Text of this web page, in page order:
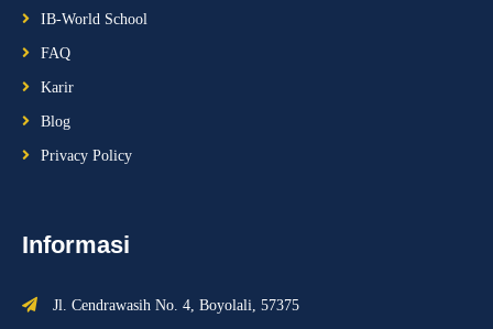
IB-World School
FAQ
Karir
Blog
Privacy Policy
Informasi
Jl. Cendrawasih No. 4, Boyolali, 57375